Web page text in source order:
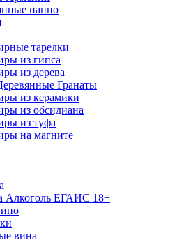
панно
тарелки
из гипса
из дерева
Гранаты
из керамики
из обсидиана
из туфа
на магните
Алкоголь ЕГАИС 18+
вина